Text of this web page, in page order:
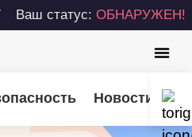
Ваш статус: ОБНАРУЖЕН!
Новости